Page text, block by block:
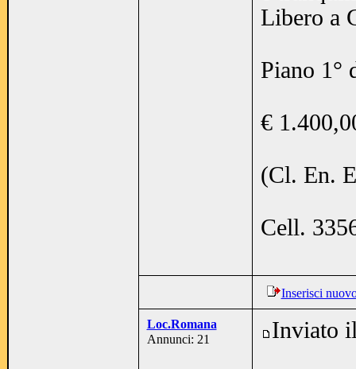
Libero a
Piano 1°
€
(Cl. En.
Cell.
Inserisci
Loc.Romana
Annunci: 21
Inviato